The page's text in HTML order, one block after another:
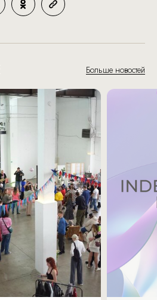
Больше новостей